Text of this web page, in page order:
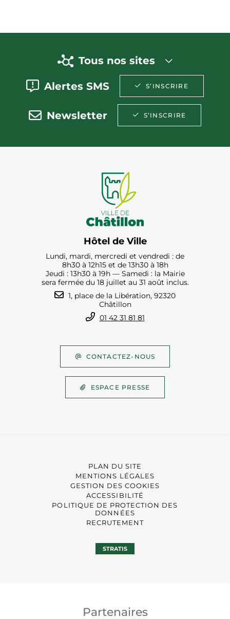
Tous nos sites
Alertes SMS S’INSCRIRE
Newsletter S’INSCRIRE
Hôtel de Ville
Lundi, mardi, mercredi et vendredi : de
8h30 à 12h15 et de 13h30 à 18h
Jeudi : 13h30 à 19h — Samedi : la Mairie
sera fermée du 18 juillet au 31 août inclus.
1, place de la Libération, 92320
Châtillon
01 42 31 81 81
CONTACTEZ-NOUS
ESPACE PRESSE
PLAN DU SITE
MENTIONS LÉGALES
GESTION DES COOKIES
ACCESSIBILITÉ
POLITIQUE DE PROTECTION DES
DONNÉES
RECRUTEMENT
STRATIS
Partenaires